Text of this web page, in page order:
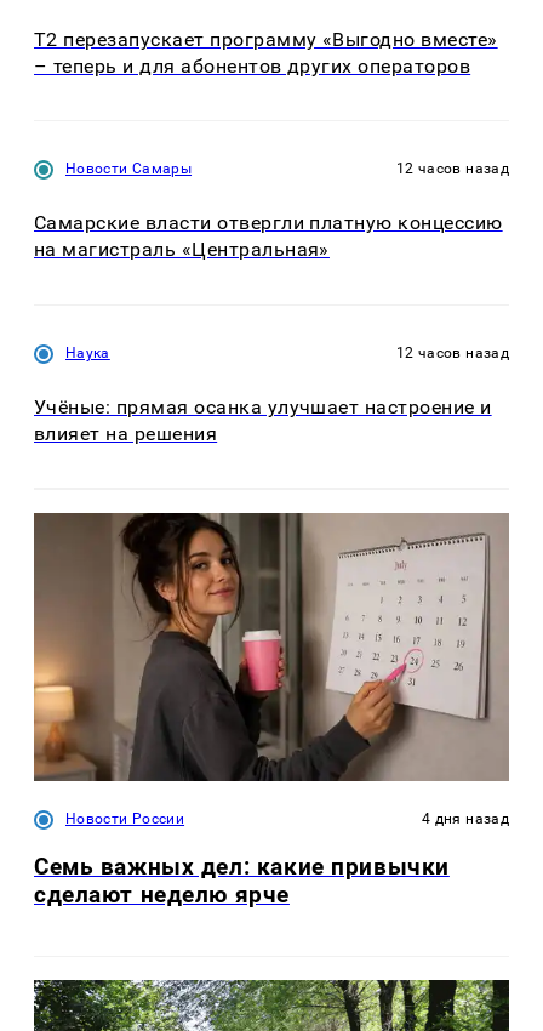
Т2 перезапускает программу «Выгодно вместе»
– теперь и для абонентов других операторов
Новости Самары 12 часов назад
Самарские власти отвергли платную концессию
на магистраль «Центральная»
Наука 12 часов назад
Учёные: прямая осанка улучшает настроение и
влияет на решения
Новости России 4 дня назад
Семь важных дел: какие привычки
сделают неделю ярче